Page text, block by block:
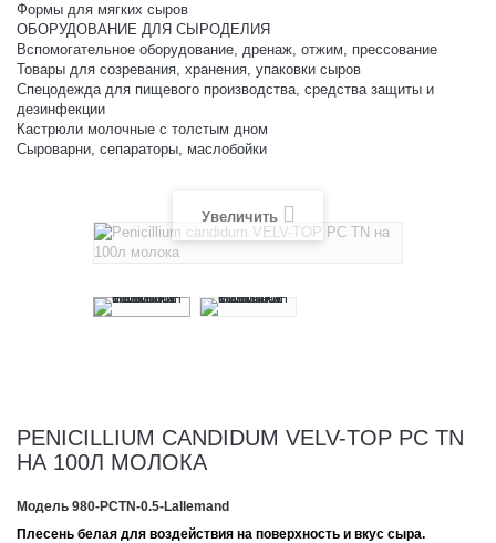
Формы для мягких сыров
ОБОРУДОВАНИЕ ДЛЯ СЫРОДЕЛИЯ
Вспомогательное оборудование, дренаж, отжим, прессование
Товары для созревания, хранения, упаковки сыров
Спецодежда для пищевого производства, средства защиты и
дезинфекции
Кастрюли молочные с толстым дном
Сыроварни, сепараторы, маслобойки
Увеличить
PENICILLIUM CANDIDUM VELV-TOP PC TN
НА 100Л МОЛОКА
Модель 980-PCTN-0.5-Lallemand
Плесень белая для воздействия на поверхность и вкус сыра.